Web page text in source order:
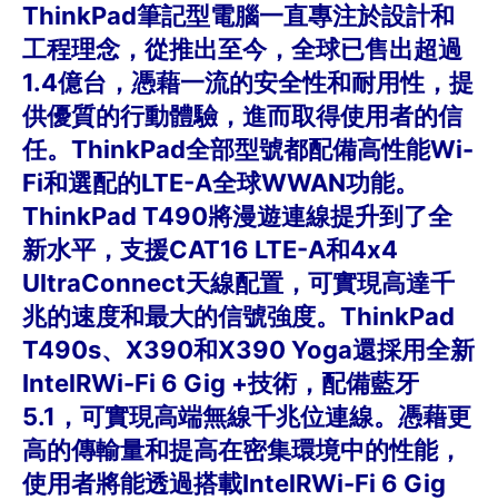
ThinkPad筆記型電腦一直專注於設計和
工程理念，從推出至今，全球已售出超過
1.4億台，憑藉一流的安全性和耐用性，提
供優質的行動體驗，進而取得使用者的信
任。ThinkPad全部型號都配備高性能Wi-
Fi和選配的LTE-A全球WWAN功能。
ThinkPad T490將漫遊連線提升到了全
新水平，支援CAT16 LTE-A和4x4
UltraConnect天線配置，可實現高達千
兆的速度和最大的信號強度。ThinkPad
T490s、X390和X390 Yoga還採用全新
IntelRWi-Fi 6 Gig +技術，配備藍牙
5.1，可實現高端無線千兆位連線。憑藉更
高的傳輸量和提高在密集環境中的性能，
使用者將能透過搭載IntelRWi-Fi 6 Gig